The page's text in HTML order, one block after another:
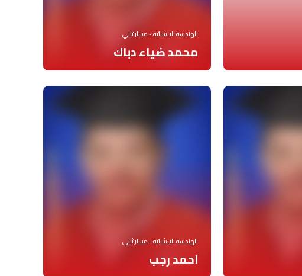
الهندسة الانشائية - مسار ثاني
محمد ضياء دباك
الهندسة الانشائية - مسار ثاني
احمد رجب